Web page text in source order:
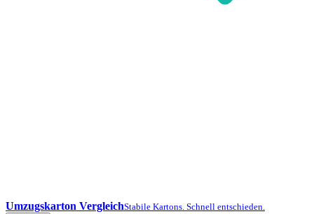
Umzugskarton VergleichStabile Kartons. Schnell entschieden.